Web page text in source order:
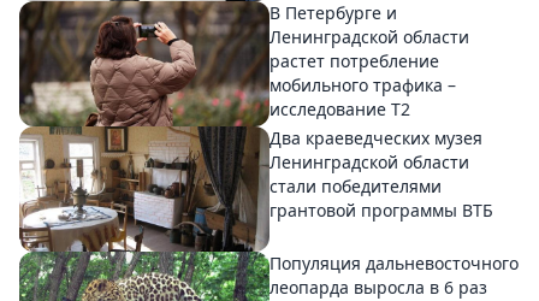
В Петербурге и
Ленинградской области
растет потребление
мобильного трафика –
исследование T2
Два краеведческих музея
Ленинградской области
стали победителями
грантовой программы ВТБ
Популяция дальневосточного
леопарда выросла в 6 раз